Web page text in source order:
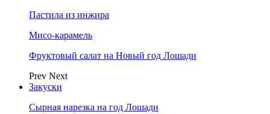
Пастила из инжира
Мисо-карамель
Фруктовый салат на Новый год Лошади
Prev Next
Закуски
Сырная нарезка на год Лошади